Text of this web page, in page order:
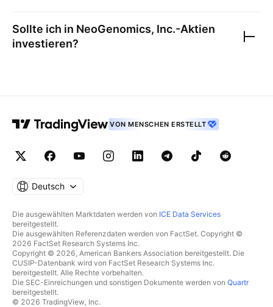
Sollte ich in NeoGenomics, Inc.-Aktien
investieren?
VON MENSCHEN ERSTELLT
Deutsch
Die ausgewählten Marktdaten werden von ICE Data Services
bereitgestellt.
Die ausgewählten Referenzdaten werden von FactSet. Copyright ©
2026 FactSet Research Systems Inc.
Copyright © 2026, American Bankers Association bereitgestellt. Die
CUSIP-Datenbank wird von FactSet Research Systems Inc.
bereitgestellt. Alle Rechte vorbehalten.
Die SEC-Einreichungen und sonstigen Dokumente werden von Quartr
bereitgestellt.
© 2026 TradingView, Inc.